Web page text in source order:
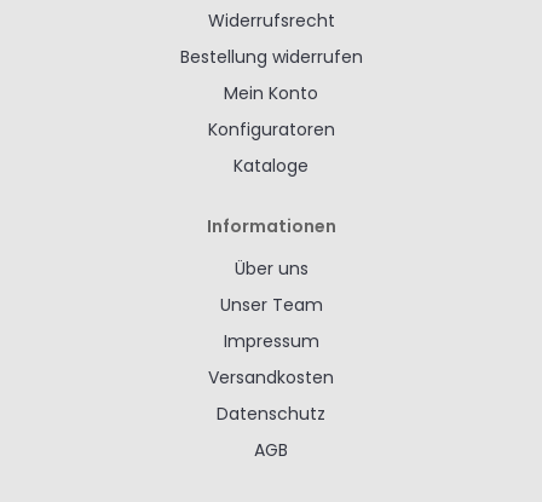
Widerrufsrecht
Bestellung widerrufen
Mein Konto
Konfiguratoren
Kataloge
Informationen
Über uns
Unser Team
Impressum
Versandkosten
Datenschutz
AGB